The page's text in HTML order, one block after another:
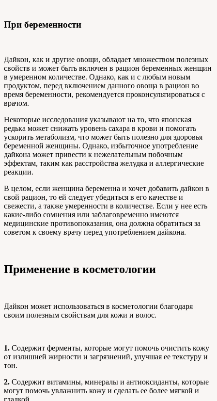
При беременности
Дайкон, как и другие овощи, обладает множеством полезных
свойств и может быть включен в рацион беременных женщин
в умеренном количестве. Однако, как и с любым новым
продуктом, перед включением данного овоща в рацион во
время беременности, рекомендуется проконсультироваться с
врачом.
Некоторые исследования указывают на то, что японская
редька может снижать уровень сахара в крови и помогать
ускорить метаболизм, что может быть полезно для здоровья
беременной женщины. Однако, избыточное употребление
дайкона может привести к нежелательным побочным
эффектам, таким как расстройства желудка и аллергические
реакции.
В целом, если женщина беременна и хочет добавить дайкон в
свой рацион, то ей следует убедиться в его качестве и
свежести, а также умеренности в количестве. Если у нее есть
какие-либо сомнения или заблаговременно имеются
медицинские противопоказания, она должна обратиться за
советом к своему врачу перед употреблением дайкона.
Применение в косметологии
Дайкон может использоваться в косметологии благодаря
своим полезным свойствам для кожи и волос.
1. Содержит ферменты, которые могут помочь очистить кожу
от излишней жирности и загрязнений, улучшая ее текстуру и
тон.
2. Содержит витамины, минералы и антиоксиданты, которые
могут помочь увлажнить кожу и сделать ее более мягкой и